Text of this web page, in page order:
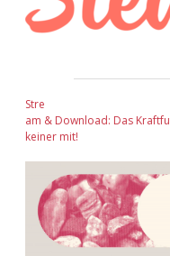
Stre
am & Download: Das
keiner mit!